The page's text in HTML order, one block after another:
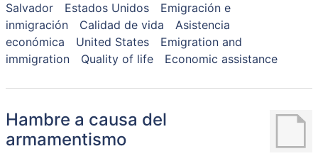
Salvador
Estados Unidos
Emigración e
inmigración
Calidad de vida
Asistencia
económica
United States
Emigration and
immigration
Quality of life Economic assistance
Hambre a causa del
armamentismo